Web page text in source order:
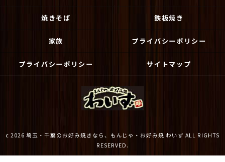
焼きそば 鉄板焼き
家族 プライバシーポリシー
プライバシーポリシー サイトマップ
c 2026 埼玉・千葉のお好み焼きなら、もんじゃ・お好み焼 わいず ALL RIGHTS
RESERVED.